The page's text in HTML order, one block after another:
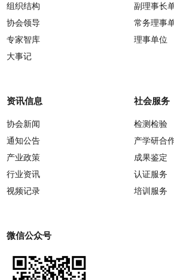
组织结构
协会领导
专家智库
大事记
副理事长
常务理事
理事单位
资讯信息
协会新闻
通知公告
产业政策
行业资讯
视频记录
社会服务
检测检验
产学研合
成果鉴定
认证服务
培训服务
微信公众号